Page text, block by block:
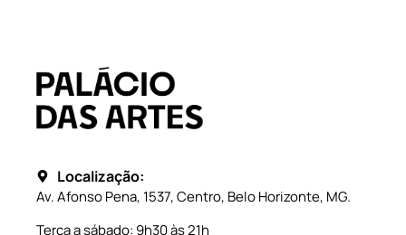
Localização:
Av. Afonso Pena, 1537, Centro, Belo Horizonte, MG.
Terça a sábado: 9h30 às 21h